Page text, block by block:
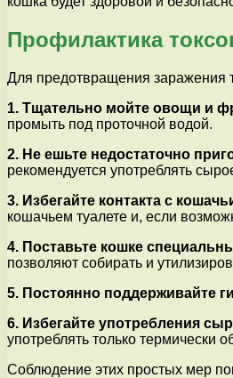
Профилактика
Для предотвращения заражения
1. Тщательно мойте овощи и
промыть под проточной водой.
2. Не ешьте недостаточно
рекомендуется употреблять
3. Избегайте контакта с
кошачьем туалете и, если
4. Поставьте кошке
позволяют собирать и
5. Постоянно поддерживайте
6. Избегайте употребления
употреблять только термически
Соблюдение этих простых мер